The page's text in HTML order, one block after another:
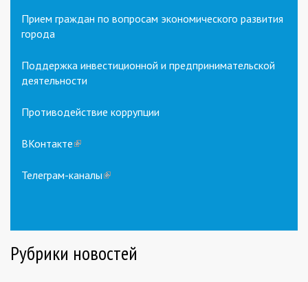
Прием граждан по вопросам экономического развития
города
Поддержка инвестиционной и предпринимательской
деятельности
Противодействие коррупции
ВКонтакте(link
external)
Телеграм-каналы(link
Рубрики новостей